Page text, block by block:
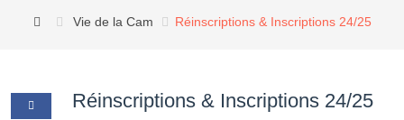
Vie de la Cam Réinscriptions & Inscriptions 24/25
Réinscriptions & Inscriptions 24/25